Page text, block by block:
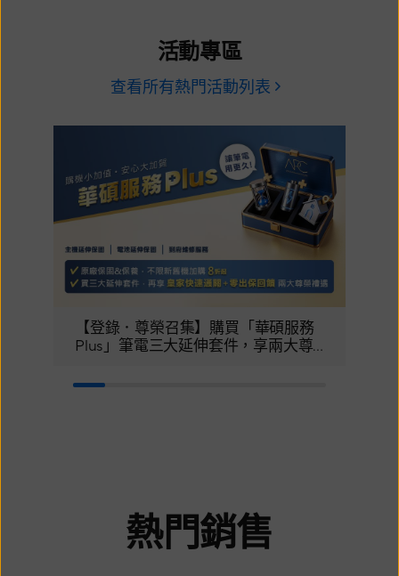
活動專區
查看所有熱門活動列表
【登錄．尊榮召集】購買「華碩服務
Plus」筆電三大延伸套件，享兩大尊
熱門銷售